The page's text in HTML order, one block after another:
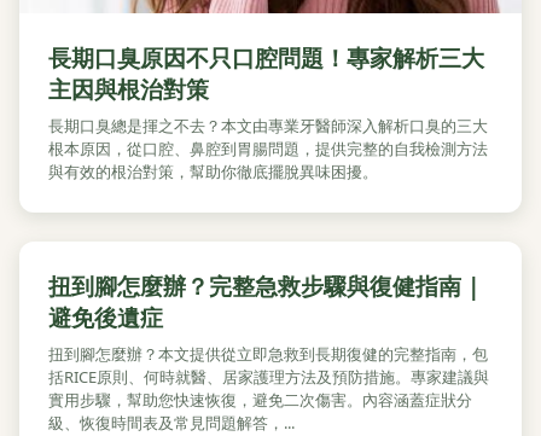
長期口臭原因不只口腔問題！專家解析三大
主因與根治對策
長期口臭總是揮之不去？本文由專業牙醫師深入解析口臭的三大
根本原因，從口腔、鼻腔到胃腸問題，提供完整的自我檢測方法
與有效的根治對策，幫助你徹底擺脫異味困擾。
扭到腳怎麼辦？完整急救步驟與復健指南 |
避免後遺症
扭到腳怎麼辦？本文提供從立即急救到長期復健的完整指南，包
括RICE原則、何時就醫、居家護理方法及預防措施。專家建議與
實用步驟，幫助您快速恢復，避免二次傷害。內容涵蓋症狀分
級、恢復時間表及常見問題解答，...